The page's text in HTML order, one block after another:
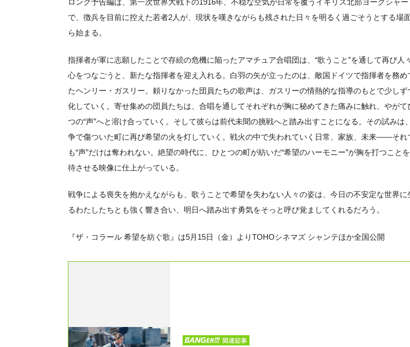
ロング予告編は、第一次世界大戦下の1916年、不穏な空気が日常を覆うイギリス北部ヨークシャー
で、徴兵を目前に控えた若者2人が、現状を嘆きながらも残された日々を明るく過ごそうとする場
ら始まる。
指揮者が軍に志願したことで存続の危機に陥ったアマチュア合唱団は、“歌うこと”を通して再び人
心をつなごうと、新たな指揮者を迎え入れる。白羽の矢が立ったのは、敵国ドイツで指揮者を務め
たヘンリー・ガスリー。頼りなかった団員たちの歌声は、ガスリーの情熱的な指導のもとで少しず
化していく。寄せ集めの団員たちは、合唱を通してそれぞれが胸に秘めてきた痛みに触れ、やがて
つの“声”へと溶け合っていく。そして彼らは前代未聞の挑戦へと踏み出すことになる。その試みは
争で傷ついた町に再び希望の火を灯していく。戦火の中で失われていく日常、家族、未来——それ
も“声”だけは奪われない。絶望の時代に、ひとつの町が紡いだ“希望のハーモニー”が胸を打つこと
待させる映像に仕上がっている。
戦争による喪失を抱かえながらも、歌うことで希望を失わない人々の姿は、今日の不安定な世界に
るわたしたちとも強く響き合い、明日へ踏み出す勇気をそっと呼び覚ましてくれるだろう。
『ザ・コラール 希望を紡ぐ歌』は5月15日（金）よりTOHOシネマズ シャンテほか全国公開